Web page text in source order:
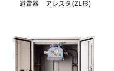
避雷器 アレスタ(ZL形)